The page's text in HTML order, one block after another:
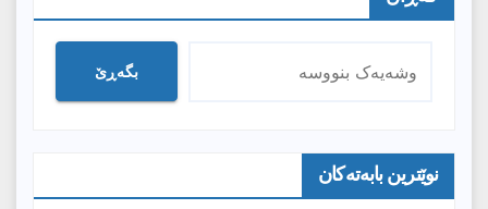
بگەڕێ
نوێترین بابەتەکان